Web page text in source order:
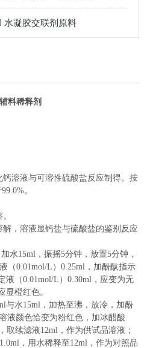
水凝胶交联剂原料
料稀释剂
溶液与可溶性硫酸盐反应制得。按
99.0%。
解，溶液显钙盐与硫酸盐的鉴别反应
加水15ml ，振摇5分钟，放置5分钟，
（0.01mol/L ）0.25ml ，加酚酞指示
液（0.01mol/L ）0.30ml ，应变为无
显橙红色。
与水15ml ，加热至沸，放冷，加酚
液颜色恰变为粉红色，加冰醋酸
取续滤液12ml ，作为供试品溶液；
1.0ml ，用水稀释至 12ml ，作为对照品